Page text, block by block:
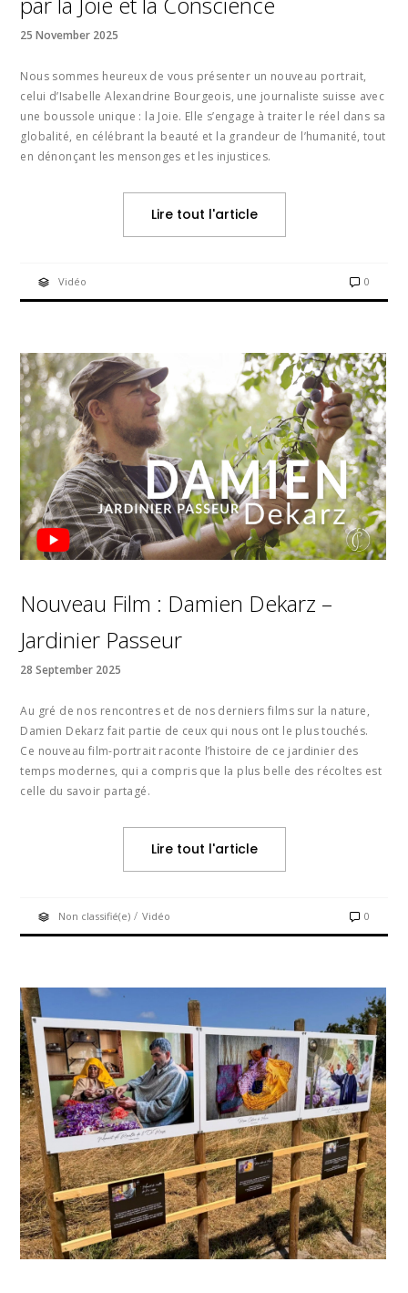
25 November 2025
Nous sommes heureux de vous présenter un nouveau portrait,
celui d’Isabelle Alexandrine Bourgeois, une journaliste suisse avec
une boussole unique : la Joie. Elle s’engage à traiter le réel dans sa
globalité, en célébrant la beauté et la grandeur de l’humanité, tout
en dénonçant les mensonges et les injustices.
Lire tout l'article
Vidéo 0
Nouveau Film : Damien Dekarz –
Jardinier Passeur
28 September 2025
Au gré de nos rencontres et de nos derniers films sur la nature,
Damien Dekarz fait partie de ceux qui nous ont le plus touchés.
Ce nouveau film-portrait raconte l’histoire de ce jardinier des
temps modernes, qui a compris que la plus belle des récoltes est
celle du savoir partagé.
Lire tout l'article
Non classifié(e) /Vidéo 0